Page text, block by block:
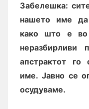
Забелешка:
нашето име да
како што е
неразбирливи
апстрактот го
име. Јавно се
осудуваме.